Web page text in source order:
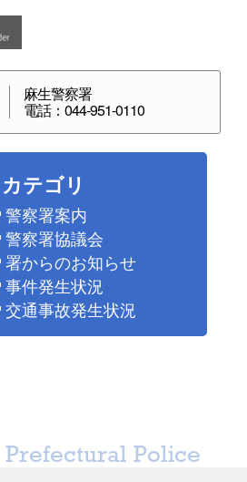
麻生警察署
電話：044-951-0110
カテゴリ
警察署案内
警察署協議会
署からのお知らせ
事件発生状況
交通事故発生状況
Prefectural Police